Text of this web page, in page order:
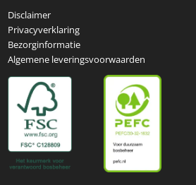
Disclaimer
Privacyverklaring
Bezorginformatie
Algemene leveringsvoorwaarden